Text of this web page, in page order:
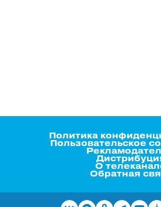
Политика
Пользовательское
О
Обратная